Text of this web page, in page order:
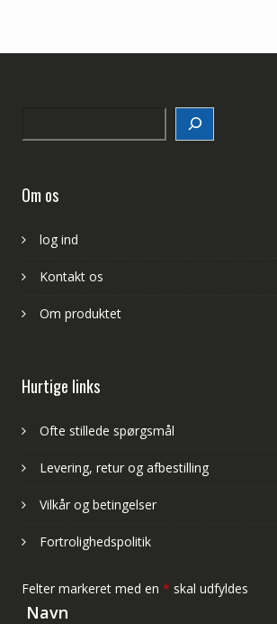
Om os
log ind
Kontakt os
Om produktet
Hurtige links
Ofte stillede spørgsmål
Levering, retur og afbestilling
Vilkår og betingelser
Fortrolighedspolitik
Felter markeret med en * skal udfyldes
Navn